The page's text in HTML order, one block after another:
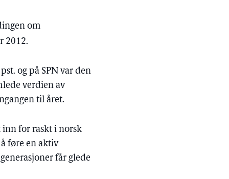
om
2012.
og på SPN var den
verdien av
til året.
for raskt i norsk
føre en aktiv
får glede